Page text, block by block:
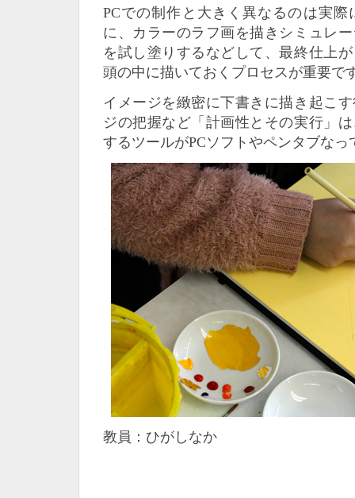
PCでの制作と大きく異なるのは実
に、カラーのラフ画を描きシミュレ
を試し塗りするなどして、最終仕上
頭の中に描いておくプロセスが重要で
イメージを緻密に下書きに描き起こ
ジの把握など「計画性とその実行」
するツールがPCソフトやペンタブなっ
教員：ひがしなか